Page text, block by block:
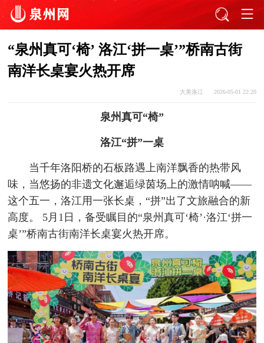
“泉州真可‘椅’ 洛江‘拼一桌’”桥南古街
南洋长桌宴火热开席
大美洛江 2026-05-01 22:20
泉州真可“椅”
洛江“拼”一桌
当千年洛阳桥的石板路遇上南洋飘香的热带风
味，当悠扬的非遗文化邂逅绿茵场上的激情呐喊——
这个五一，洛江用一张长桌，“拼”出了文旅融合的新
高度。 5月1日，备受瞩目的“泉州真可‘椅’·洛江‘拼一
桌’”桥南古街南洋长桌宴火热开席。